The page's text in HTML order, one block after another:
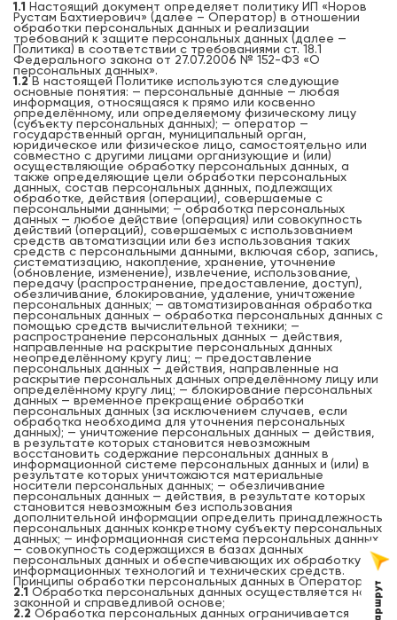
1.1
Настоящий документ определяет политику ИП «Норов
Рустам Бахтиерович» (далее – Оператор) в отношении
обработки персональных данных и реализации
требований к защите персональных данных (далее —
Политика) в соответствии с требованиями ст. 18.1
Федерального закона от 27.07.2006 № 152-ФЗ «О
персональных данных».
1.2 В настоящей Политике используются следующие
основные понятия: — персональные данные — любая
информация, относящаяся к прямо или косвенно
определённому, или определяемому физическому лицу
(субъекту персональных данных); — оператор —
государственный орган, муниципальный орган,
юридическое или физическое лицо, самостоятельно или
совместно с другими лицами организующие и (или)
осуществляющие обработку персональных данных, а
также определяющие цели обработки персональных
данных, состав персональных данных, подлежащих
обработке, действия (операции), совершаемые с
персональными данными; — обработка персональных
данных — любое действие (операция) или совокупность
действий (операций), совершаемых с использованием
средств автоматизации или без использования таких
средств с персональными данными, включая сбор, запись,
систематизацию, накопление, хранение, уточнение
(обновление, изменение), извлечение, использование,
передачу (распространение, предоставление, доступ),
обезличивание, блокирование, удаление, уничтожение
персональных данных; — автоматизированная обработка
персональных данных — обработка персональных данных с
помощью средств вычислительной техники; —
распространение персональных данных — действия,
направленные на раскрытие персональных данных
неопределённому кругу лиц; — предоставление
персональных данных — действия, направленные на
раскрытие персональных данных определённому лицу или
определённому кругу лиц; — блокирование персональных
данных — временное прекращение обработки
персональных данных (за исключением случаев, если
обработка необходима для уточнения персональных
данных); — уничтожение персональных данных — действия,
в результате которых становится невозможным
восстановить содержание персональных данных в
информационной системе персональных данных и (или) в
результате которых уничтожаются материальные
носители персональных данных; — обезличивание
персональных данных — действия, в результате которых
становится невозможным без использования
дополнительной информации определить принадлежность
персональных данных конкретному субъекту персональных
данных; — информационная система персональных данных
— совокупность содержащихся в базах данных
персональных данных и обеспечивающих их обработку
информационных технологий и технических средств.
Принципы обработки персональных данных в Операторе:
2.1 Обработка персональных данных осуществляется на
законной и справедливой основе;
2.2 Обработка персональных данных ограничивается